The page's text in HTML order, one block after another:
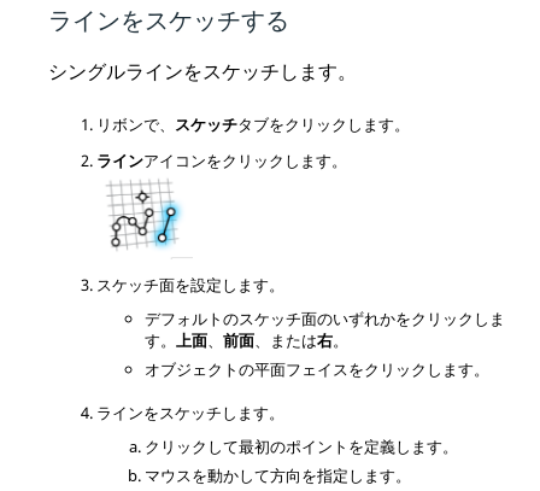
ラインをスケッチする
シングルラインをスケッチします。
リボンで、 スケッチタブをクリックします。
ラインアイコンをクリックします。
スケッチ面を設定します。
デフォルトのスケッチ面のいずれかをクリックしま
す。 上面、 前面、または右。
オブジェクトの平面フェイスをクリックします。
ラインをスケッチします。
クリックして最初のポイントを定義します。
マウスを動かして方向を指定します。